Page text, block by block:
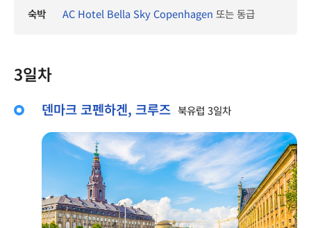
숙박
AC Hotel Bella Sky Copenhagen 또는 동급
3일차
덴마크 코펜하겐, 크루즈 북유럽 3일차